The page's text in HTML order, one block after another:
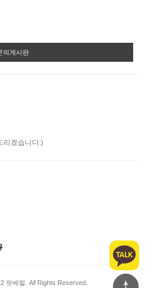
의게시판
리겠습니다:)
핏베럴. All Rights Reserved.